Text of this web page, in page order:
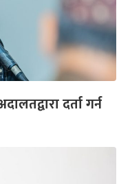
दर्ता गर्न